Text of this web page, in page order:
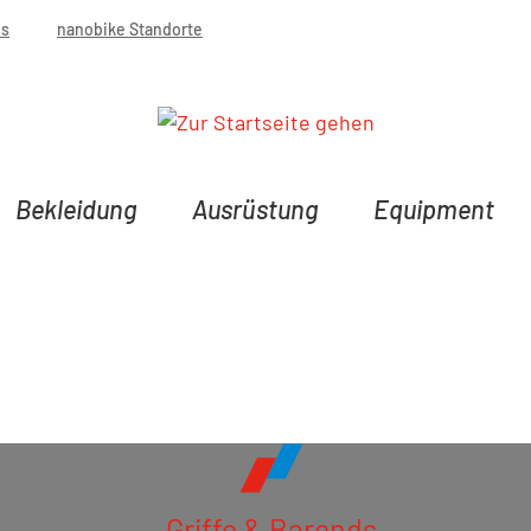
nanobike Standorte
Bekleidung Ausrüstung Equipment